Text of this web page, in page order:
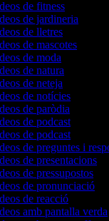
de fitness
de jardineria
de lletres
de mascotes
de moda
de natura
de neteja
de notícies
de paròdia
de podcast
de podcast
de preguntes i
de presentacions
de pressupostos
de pronunciació
de reacció
amb pantalla verda